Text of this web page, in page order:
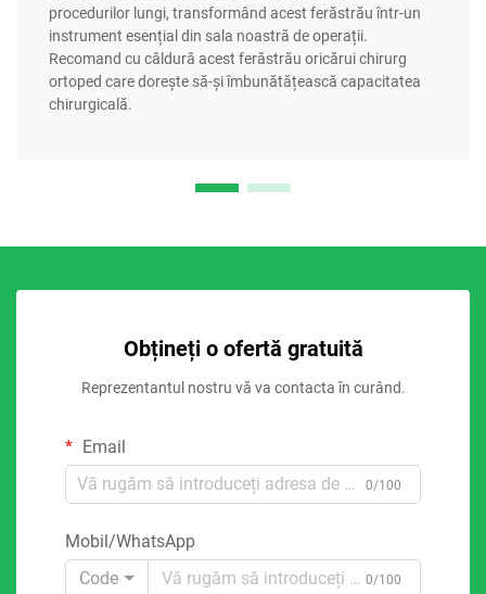
procedurilor lungi, transformând acest ferăstrău într-un
instrument esențial din sala noastră de operații.
Recomand cu căldură acest ferăstrău oricărui chirurg
ortoped care dorește să-și îmbunătățească capacitatea
chirurgicală.
Obțineți o ofertă gratuită
Reprezentantul nostru vă va contacta în curând.
Email
0/100
Mobil/WhatsApp
Code
0/100